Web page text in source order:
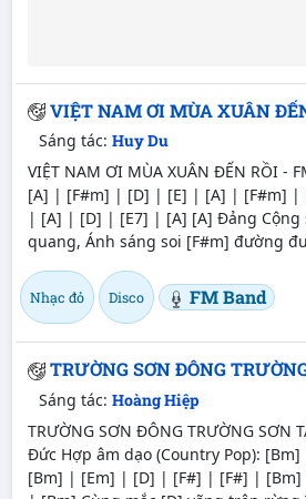
VIỆT NAM ƠI MÙA XUÂN
Sáng tác: Huy Du
VIỆT NAM ƠI MÙA XUÂN ĐẾN RỒI -
[A] | [F#m] | [D] | [E] | [A] | [F#m] |
| [A] | [D] | [E7] | [A] [A] Đảng Cộng
quang, Ánh sáng soi [F#m] đường
Nhạc đỏ Disco FM Band
TRƯỜNG SƠN ĐÔNG
Sáng tác: Hoàng Hiệp
TRƯỜNG SƠN ĐÔNG TRƯỜNG SƠN
Đức Hợp âm dạo (Country Pop):
[Bm] | [Em] | [D] | [F#] | [F#] |